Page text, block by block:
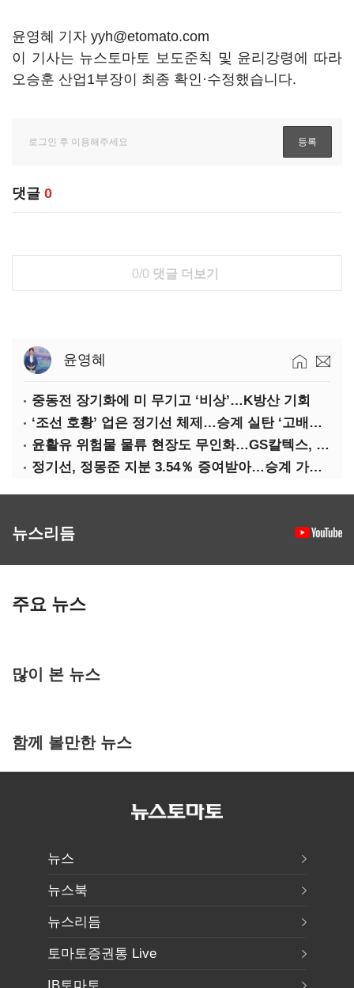
윤영혜 기자 yyh@etomato.com
이 기사는 뉴스토마토 보도준칙 및 윤리강령에 따라
오승훈 산업1부장이 최종 확인·수정했습니다.
댓글 0
0/0 댓글 더보기
윤영혜
중동전 장기화에 미 무기고 ‘비상’…K방산 기회
‘조선 호황’ 업은 정기선 체제…승계 실탄 ‘고배당’ 주목
윤활유 위험물 물류 현장도 무인화…GS칼텍스, 디지털 전환 가속
정기선, 정몽준 지분 3.54％ 증여받아…승계 가속화
뉴스리듬
주요 뉴스
많이 본 뉴스
함께 볼만한 뉴스
뉴스
뉴스북
뉴스리듬
토마토증권통 Live